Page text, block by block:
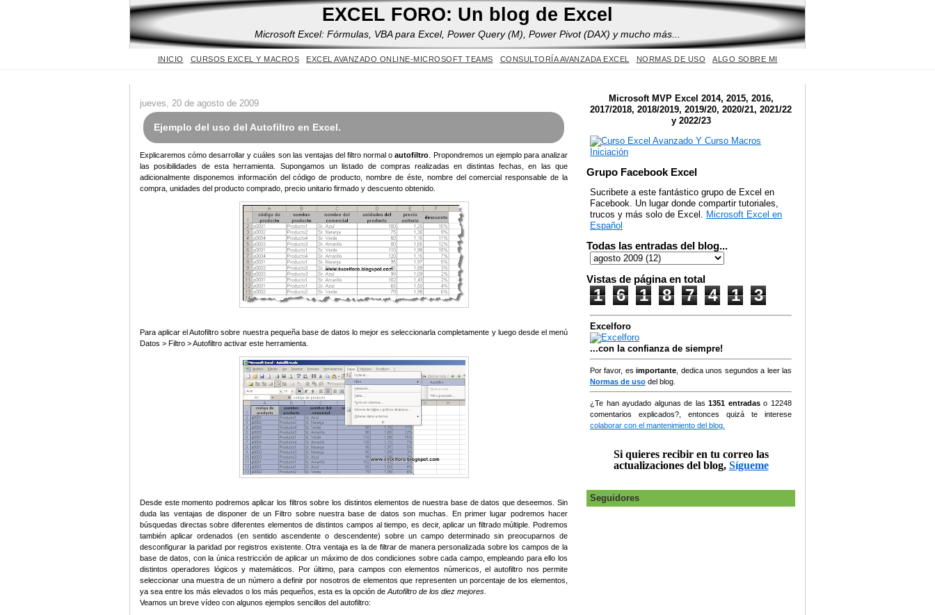
Yes
EXCEL FORO: Un blog de Excel
Microsoft Excel: Fórmulas, VBA para Excel, Power Query (M), Power Pivot (DAX) y mucho más...
INICIO CURSOS EXCEL Y MACROS EXCEL AVANZADO ONLINE-MICROSOFT TEAMS CONSULTORÍA AVANZADA EXCEL NORMAS DE USO ALGO SOBRE MI
jueves, 20 de agosto de 2009
Ejemplo del uso del Autofiltro en Excel.
Explicaremos cómo desarrollar y cuáles son las ventajas del filtro normal oautofiltro . Propondremos un ejemplo para analizar
las posibilidades de esta herramienta. Supongamos un listado de compras realizadas en distintas fechas, en las que
adicionalmente disponemos información del código de producto, nombre de éste, nombre del comercial responsable de la
compra, unidades del producto comprado, precio unitario firmado y descuento obtenido.
Para aplicar el Autofiltro sobre nuestra pequeña base de datos lo mejor es seleccionarla completamente y luego desde el menú
Datos > Filtro > Autofiltro activar este herramienta.
Desde este momento podremos aplicar los filtros sobre los distintos elementos de nuestra base de datos que deseemos. Sin
duda las ventajas de disponer de un Filtro sobre nuestra base de datos son muchas. En primer lugar podremos hacer
búsquedas directas sobre diferentes elementos de distintos campos al tiempo, es decir, aplicar un filtrado múltiple. Podremos
también aplicar ordenados (en sentido ascendente o descendente) sobre un campo determinado sin preocuparnos de
desconfigurar la paridad por registros existente. Otra ventaja es la de filtrar de manera personalizada sobre los campos de la
base de datos, con la única restricción de aplicar un máximo de dos condiciones sobre cada campo, empleando para ello los
distintos operadores lógicos y matemáticos. Por último, para campos con elementos númericos, el autofiltro nos permite
seleccionar una muestra de un número a definir por nosotros de elementos que representen un porcentaje de los elementos,
ya sea entre los más elevados o los más pequeños, esta es la opción deAutofiltro de los diez mejores.
Veamos un breve vídeo con algunos ejemplos sencillos del autofiltro:
Microsoft MVP Excel 2014, 2015, 2016,
2017/2018, 2018/2019, 2019/20, 2020/21, 2021/22
y 2022/23
Grupo Facebook Excel
Sucribete a este fantástico grupo de Excel en
Facebook. Un lugar donde compartir tutoriales,
trucos y más solo de Excel. Microsoft Excel en
Español
Todas las entradas del blog...
Vistas de página en total
1 6 1 8 7 4 1 3
Excelforo
...con la confianza de siempre!
Por favor, esimportante , dedica unos segundos a leer las
Normas de uso del blog.
¿Te han ayudado algunas de las1351 entradaso 12248
comentarios explicados?, entonces quizá te interese
colaborar con el mantenimiento del blog.
Si quieres recibir en tu correo las
actualizaciones del blog, Sígueme
Seguidores